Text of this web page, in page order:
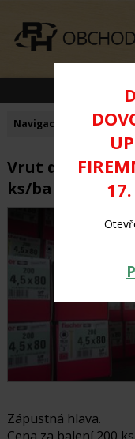
Navigace: >VRUTY
Vrut do dřeva
ks/bal.
Zápustná hlava.